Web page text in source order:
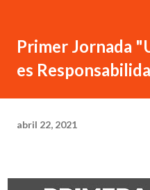
Primer Jornada
es
abril 22, 2021